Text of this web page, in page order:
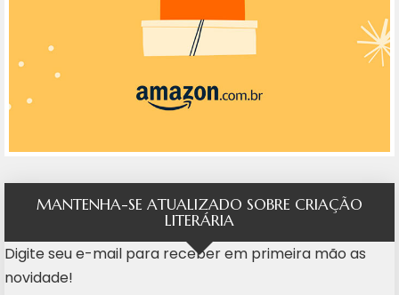
MANTENHA-SE ATUALIZADO SOBRE CRIAÇÃO
LITERÁRIA
Digite seu e-mail para receber em primeira mão as
novidade!